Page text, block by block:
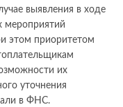
выявления в ходе
мероприятий
этом приоритетом
их
уточнения
в ФНС.